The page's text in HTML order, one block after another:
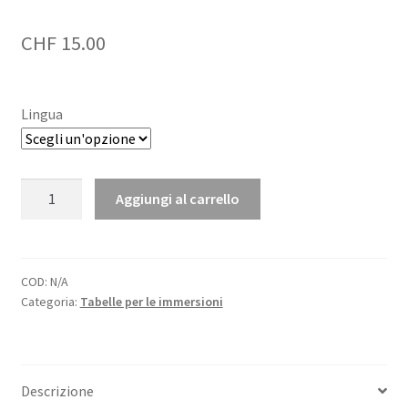
CHF15.00
Lingua
msl
/
Aggiungi al carrello
COD: N/A
Categoria: Tabelle per le immersioni
Descrizione